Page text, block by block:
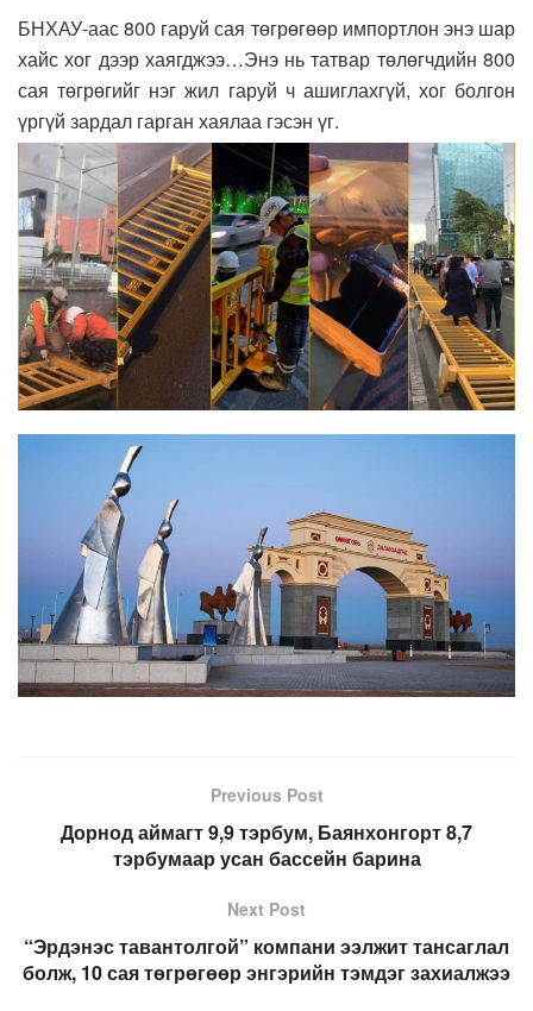
БНХАУ-аас 800 гаруй сая төгрөгөөр импортлон энэ шар
хайс хог дээр хаягджээ…Энэ нь татвар төлөгчдийн 800
сая төгрөгийг нэг жил гаруй ч ашиглахгүй, хог болгон
үргүй зардал гарган хаялаа гэсэн үг.
Previous Post
Дорнод аймагт 9,9 тэрбум, Баянхонгорт 8,7
тэрбумаар усан бассейн барина
Next Post
“Эрдэнэс тавантолгой” компани ээлжит тансаглал
болж, 10 сая төгрөгөөр энгэрийн тэмдэг захиалжээ